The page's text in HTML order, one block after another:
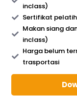
inclass)
Sertifikat
Makan siang
inclass)
Harga belum
trasportasi